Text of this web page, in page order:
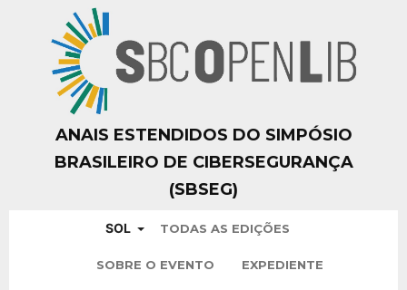
ANAIS ESTENDIDOS DO SIMPÓSIO
BRASILEIRO DE CIBERSEGURANÇA
(SBSEG)
SOL TODAS AS EDIÇÕES
SOBRE O EVENTO EXPEDIENTE